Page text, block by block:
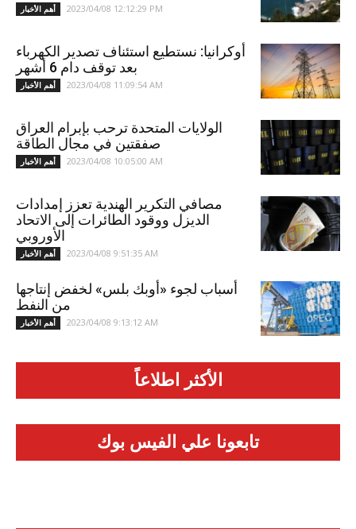
أهم الأخبار 2023/04/08 12:12:29 PM
أوكرانيا: نستطيع استئناف تصدير الكهرباء
بعد توقف دام 6 أشهر
أهم الأخبار 2023/04/08 11:09:54 AM
الولايات المتحدة ترحب بإبرام العراق
صفقتين في مجال الطاقة
أهم الأخبار 2023/04/08 10:05:00 AM
مصافي التكرير الهندية تعزز إمدادات
الديزل ووقود الطائرات إلى الاتحاد
الأوروبي
أهم الأخبار 2023/04/08 9:51:35 AM
أسباب لجوء «أوبك بلس» لخفض إنتاجها
من النفط
أهم الأخبار 2023/04/08 9:13:12 AM
الأكثر اطلاعاً
تابعونا علي الفيس بوك